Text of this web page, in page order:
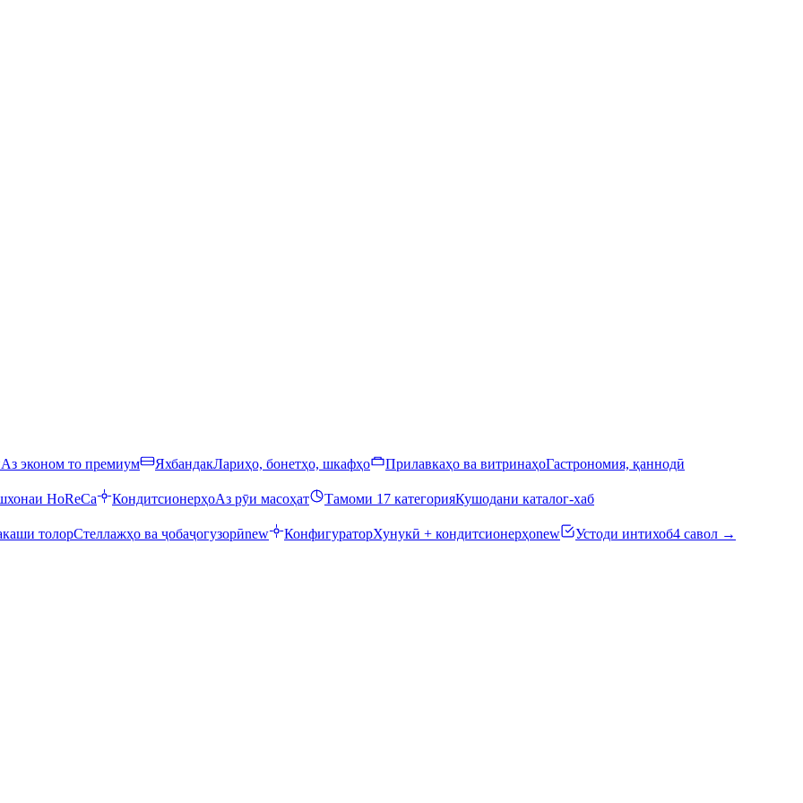
Аз эконом то премиум ЯхбандакЛариҳо, бонетҳо, шкафҳо Прилавкаҳо ва витринаҳоГастрономия, қаннодӣ
HoReCa КондитсионерҳоАз рӯи масоҳат Тамоми 17 категорияКушодани каталог-хаб
толорСтеллажҳо ва ҷобаҷогузорӣnew КонфигураторХунукӣ + кондитсионерҳоnew Устоди интихоб4 савол →